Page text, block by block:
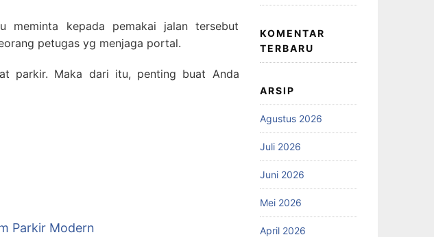
meminta kepada pemakai jalan tersebut
petugas yg menjaga portal.
parkir. Maka dari itu, penting buat Anda
Parkir Modern
KOMENTAR
TERBARU
ARSIP
Agustus 2026
Juli 2026
Juni 2026
Mei 2026
April 2026